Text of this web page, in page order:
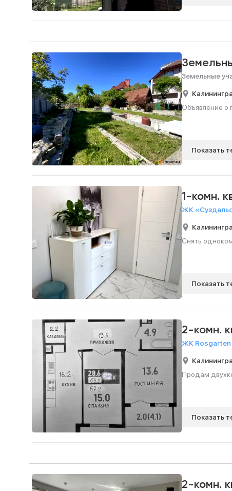
Земельные
Объявление о
Показать
1-комн.
ЖК
Снять
Показать
2-комн.
ЖК Rosgarten
Продам
Показать
2-комн.